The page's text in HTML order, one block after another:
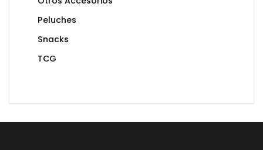
Peluches
Snacks
TCG